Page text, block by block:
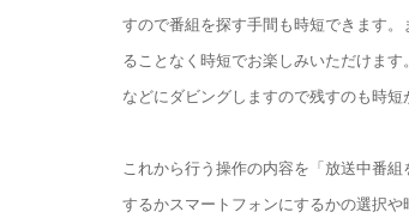
すので番組を探す手間も時短できます
ることなく時短でお楽しみいただけま
などにダビングしますので残すのも時短
これから行う操作の内容を「放送中番
するかスマートフォンにするかの選択